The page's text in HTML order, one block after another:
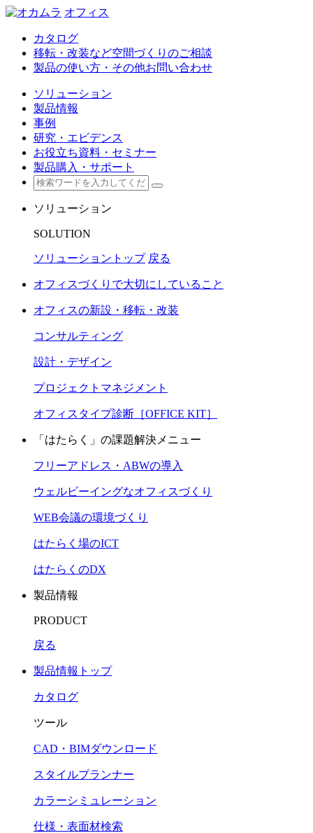
オフィス
カタログ
移転・改装など空間づくりのご相談
製品の使い方・その他お問い合わせ
ソリューション
製品情報
事例
研究・エビデンス
お役立ち資料・セミナー
製品購入・サポート
ソリューション
SOLUTION
ソリューショントップ 戻る
オフィスづくりで大切にしていること
オフィスの新設・移転・改装
コンサルティング
設計・デザイン
プロジェクトマネジメント
オフィスタイプ診断［OFFICE KIT］
「はたらく」の課題解決メニュー
フリーアドレス・ABWの導入
ウェルビーイングなオフィスづくり
WEB会議の環境づくり
はたらく場のICT
はたらくのDX
製品情報
PRODUCT
戻る
製品情報トップ
カタログ
ツール
CAD・BIMダウンロード
スタイルプランナー
カラーシミュレーション
仕様・表面材検索